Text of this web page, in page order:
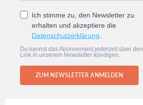
Ich stimme zu, den Newsletter zu
erhalten und akzeptiere die
Datenschutzerklärung
Du kannst das Abonnement jederzeit über den
Link in unserem Newsletter kündigen.
ZUM NEWSLETTER ANMELDEN